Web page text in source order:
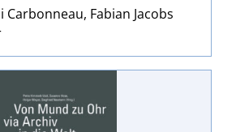
Carbonneau, Fabian Jacobs